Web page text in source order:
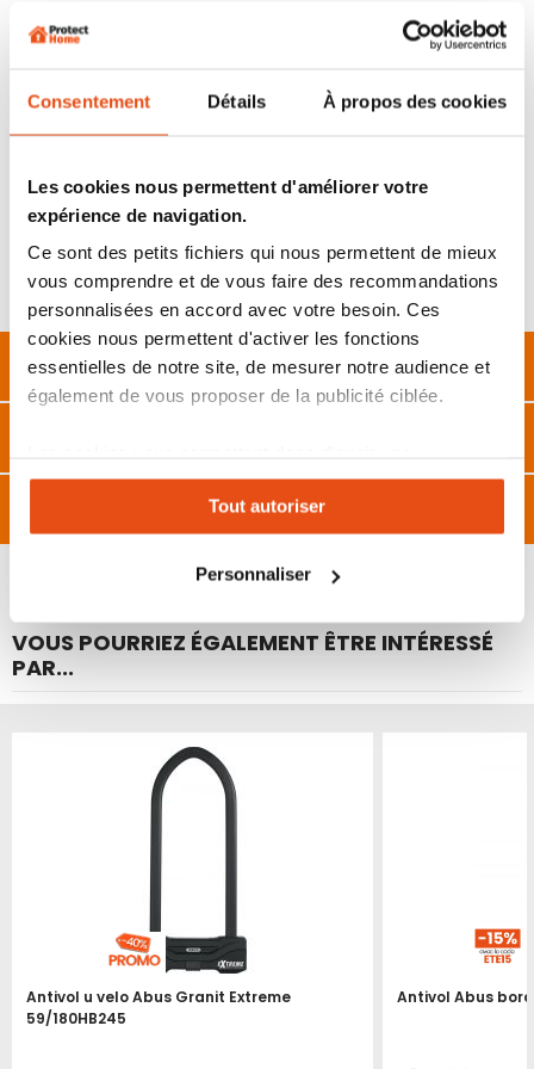
Consentement Détails À propos des cookies
Les cookies nous permettent d'améliorer votre
expérience de navigation.
Ce sont des petits fichiers qui nous permettent de mieux
vous comprendre et de vous faire des recommandations
personnalisées en accord avec votre besoin. Ces
cookies nous permettent d'activer les fonctions
essentielles de notre site, de mesurer notre audience et
également de vous proposer de la publicité ciblée.
expérience personnalisée sur notre site. Vous pouvez
changer votre choix à n'importe quel moment. Refuser
tous les cookies peut limiter certaines fonctionnalités.
Tout autoriser
Personnaliser
Livré avec un
support d’attache pour vélopour un
transport simple et pratique
d’un demi-cylindre 30x10 (non fourni)
Possibilité de combiner ledemi-cylindre30x10 présent à
l’intérieur de l’antivol avec des cylindres déjà en votre
possession ou bien avec de nouveaux cylindres de
n’importe quel modèles 30x10.
Délai de fabrication : 10 - 20 jours en fonction du cylindre
choisi
Description
VOUS POURRIEZ ÉGALEMENT ÊTRE INTÉRESSÉ
PAR...
Antivol u velo Abus Granit Extreme
59/180HB245
Antivol Abus